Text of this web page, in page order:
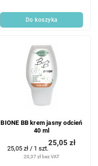
Do koszyka
BIONE BB krem jasny odcień
40 ml
20,37 zł bez VAT
25,05 zł
Cena
jednostkowa:
25,05 zł / 1 szt.